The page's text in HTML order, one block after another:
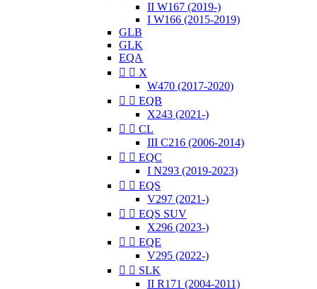
II W167 (2019-)
I W166 (2015-2019)
GLB
GLK
EQA
  X
W470 (2017-2020)
  EQB
X243 (2021-)
  CL
III C216 (2006-2014)
  EQC
I N293 (2019-2023)
  EQS
V297 (2021-)
  EQS SUV
X296 (2023-)
  EQE
V295 (2022-)
  SLK
II R171 (2004-2011)